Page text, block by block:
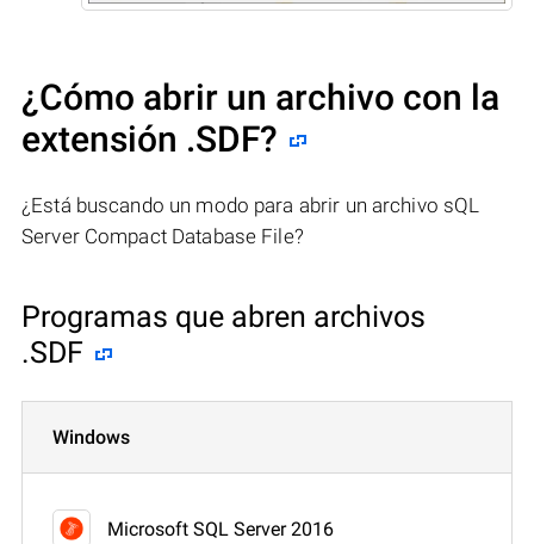
¿Cómo abrir un archivo con la
extensión .SDF?
¿Está buscando un modo para abrir un archivo sQL
Server Compact Database File?
Programas que abren archivos
.SDF
Windows
Microsoft SQL Server 2016